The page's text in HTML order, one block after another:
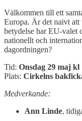
Välkommen till ett
Europa. Är det naivt att
betydelse har EU-valet
nationellt och
dagordningen?
Tid: Onsdag 29 maj kl
Plats: Cirkelns
Medverkande:
Ann Linde,